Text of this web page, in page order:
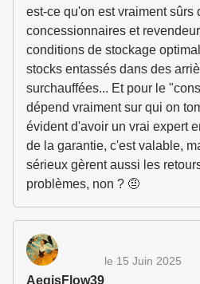
est-ce qu'on est vraiment sûrs
concessionnaires et
conditions de stockage
stocks entassés dans des
surchauffées... Et pour le
dépend vraiment sur qui on
évident d'avoir un vrai expert
de la garantie, c'est valable,
sérieux gèrent aussi les
problèmes, non ? 🤨
AegisFlow39
le 15 Juin 2025